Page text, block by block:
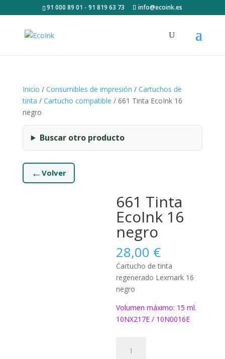
91 000 89 01 - 91 819 63 73 info@ecoink.es
Inicio / Consumibles de impresión / Cartuchos de
tinta / Cartucho compatible / 661 Tinta EcoInk 16
negro
Buscar otro producto
← Volver
661 Tinta
EcoInk 16
negro
28,00 €
Cartucho de tinta
regenerado Lexmark 16
negro
Volumen máximo: 15 ml.
10NX217E / 10N0016E
Tinta